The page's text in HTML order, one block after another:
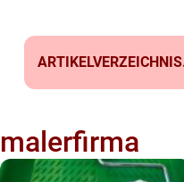
malerfirma